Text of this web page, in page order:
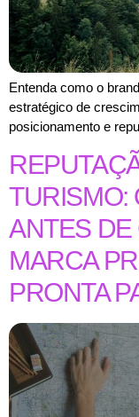
Entenda como o
estratégico de
posicionamento e
TURISMO:
ANTES DE
MARCA
PRONTA